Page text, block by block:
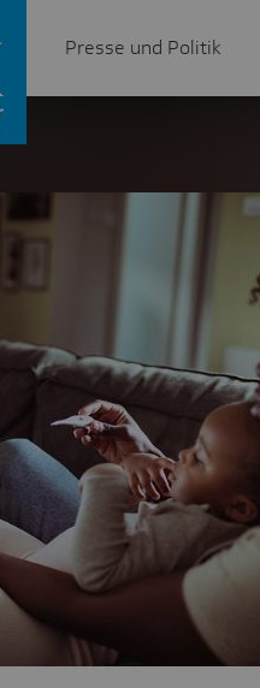
Presse und Politik